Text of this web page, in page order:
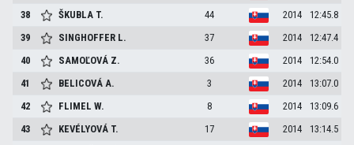
38
ŠKUBLA T. 44 2014
12:45.8
39
SINGHOFFER L. 37 2014
12:47.4
40
SAMOĽOVÁ Z. 36 2014
12:54.0
41
BELICOVÁA. 3 2014
13:07.0
42
FLIMELW. 8 2014
13:09.6
43
KEVÉLYOVÁ T. 17 2014
13:14.5